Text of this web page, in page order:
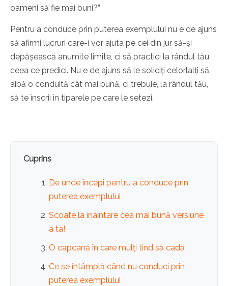
oameni să fie mai buni?”
Pentru a conduce prin puterea exemplului nu e de ajuns
să afirmi lucruri care-i vor ajuta pe cei din jur să-și
depășească anumite limite, ci să practici la rândul tău
ceea ce predici. Nu e de ajuns să le soliciți celorlalți să
aibă o conduită cât mai bună, ci trebuie, la rândul tău,
să te înscrii în tiparele pe care le setezi.
Cuprins
De unde începi pentru a conduce prin
puterea exemplului
Scoate la înaintare cea mai bună versiune
a ta!
O capcană în care mulți tind să cadă
Ce se întâmplă când nu conduci prin
puterea exemplului